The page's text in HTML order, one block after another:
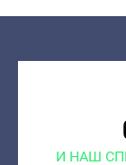
И НАШ